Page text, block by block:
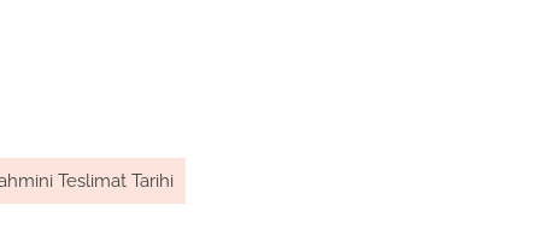
Teslimat Tarihi